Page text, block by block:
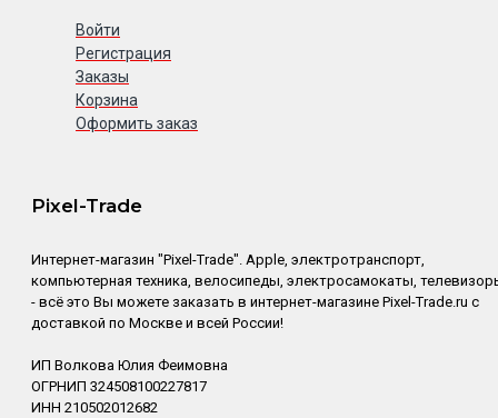
Войти
Регистрация
Заказы
Корзина
Оформить заказ
Pixel-Trade
Интернет-магазин "Pixel-Trade". Apple, электротранспорт,
компьютерная техника, велосипеды, электросамокаты,
- всё это Вы можете заказать в интернет-магазине Pixel-Trade.ru с
доставкой по Москве и всей России!
ИП Волкова Юлия Феимовна
ОГРНИП 324508100227817
ИНН 210502012682